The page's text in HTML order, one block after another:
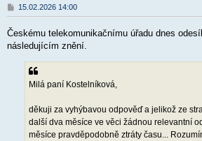
P
ř
s
p
15.02.2026 14:00
Českému telekomunikačnímu úřadu dnes
následujícím znění.
Milá paní Kostelníková,
děkuji za vyhýbavou odpověď a jelikož ze
další dva měsíce ve věci žádnou relevantní
měsíce pravděpodobně ztráty času...